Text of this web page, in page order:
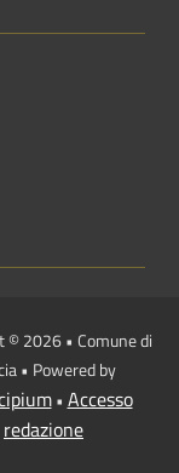
© 2026 • Comune di
• Powered by
• Accesso
redazione